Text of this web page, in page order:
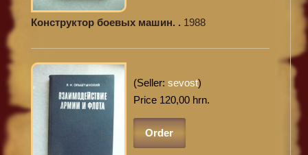
Конструктор боевых машин. . 1988
(Seller: sevost)
Price 120,00 hrn.
Order